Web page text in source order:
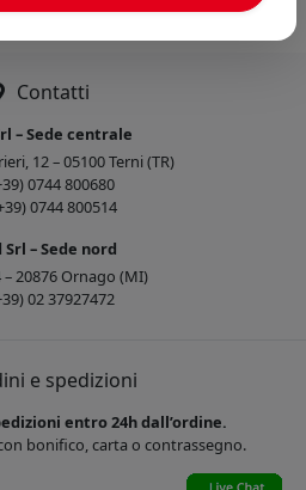
Contatti
– Sede centrale
12 – 05100 Terni (TR)
0744 800680
0744 800514
Srl – Sede nord
– 20876 Ornago (MI)
02 37927472
e spedizioni
entro 24h dall’ordine.
bonifico, carta o contrassegno.